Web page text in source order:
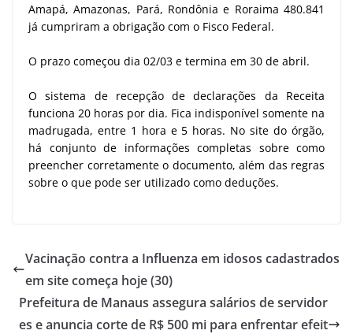
Amapá, Amazonas, Pará, Rondônia e Roraima 480.841
já cumpriram a obrigação com o Fisco Federal.
O prazo começou dia 02/03 e termina em 30 de abril.
O sistema de recepção de declarações da Receita
funciona 20 horas por dia. Fica indisponível somente na
madrugada, entre 1 hora e 5 horas. No site do órgão,
há conjunto de informações completas sobre como
preencher corretamente o documento, além das regras
sobre o que pode ser utilizado como deduções.
Vacinação contra a Influenza em idosos cadastrados
em site começa hoje (30)
Prefeitura de Manaus assegura salários de servidor
es e anuncia corte de R$ 500 mi para enfrentar efeit